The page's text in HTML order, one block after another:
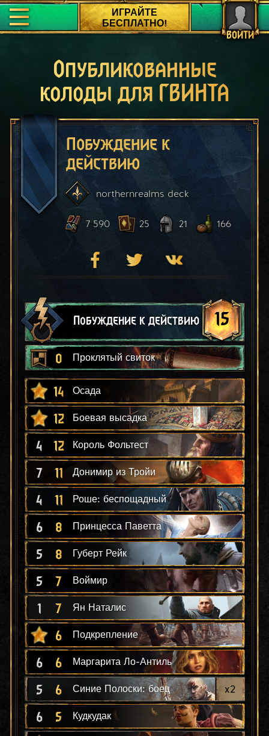
ВОЙТИ
ИГРАЙТЕ
БЕСПЛАТНО!
Опубликованные
колоды для ГВИНТА
Побуждение к
действию
northernrealms deck
7 590 25 21 166
Побуждение к действию 15
0 Проклятый свиток
14 Осада
12 Боевая высадка
4 12 Король Фольтест
7 11 Донимир из Тройи
4 11 Роше: беспощадный
6 8 Принцесса Паветта
5 8 Губерт Рейк
5 7 Воймир
1 7 Ян Наталис
6 Подкрепление
6 6 Маргарита Ло-Антиль
5 6 Синие Полоски: боец x2
6 5 Кудкудак